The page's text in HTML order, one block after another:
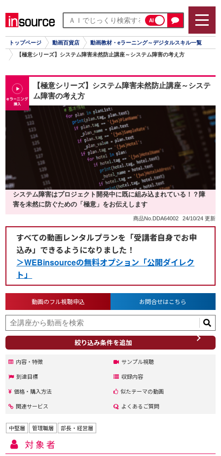
AI
トップページ 動画百貨店
動画教材・eラーニング～デジタルスキル一覧
【極意シリーズ】システム障害未然防止講座～システム障害の考え方
【極意シリーズ】システム障害未然防止講座～システ
ム障害の考え方
システム障害はプロジェクト開発中に既に組み込まれている！？障
害を未然に防ぐための「極意」をお伝えします
商品No.DDA64002 24/10/24 更新
すべての動画レンタルプランを「受講者自身でお申
込み」できるようになりました！
＞WEBinsourceの無料オプション「公開ダイレク
ト」
絞り込み条件を追加
動画のフル視聴申込 お問合せはこちら
内容・特徴
サンプル視聴
到達目標
収録内容
価格・購入方法
似たテーマの動画
関連サービス
よくあるご質問
中堅層 管理職層 部長・経営層
対象者